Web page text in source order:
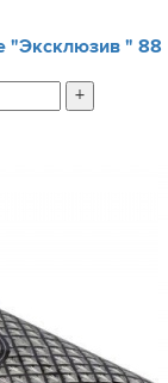
"Эксклюзив " 88
+